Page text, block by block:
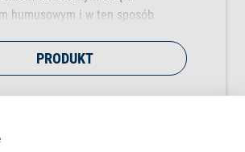
humusowym i w ten sposób
PRODUKT